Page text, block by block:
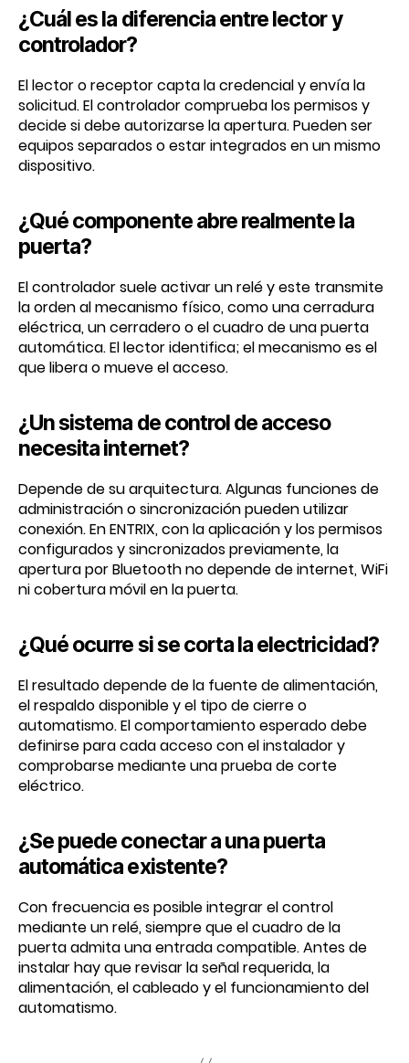
¿Cuál es la diferencia entre lector y
controlador?
El lector o receptor capta la credencial y envía la
solicitud. El controlador comprueba los permisos y
decide si debe autorizarse la apertura. Pueden ser
equipos separados o estar integrados en un mismo
dispositivo.
¿Qué componente abre realmente la
puerta?
El controlador suele activar un relé y este transmite
la orden al mecanismo físico, como una cerradura
eléctrica, un cerradero o el cuadro de una puerta
automática. El lector identifica; el mecanismo es el
que libera o mueve el acceso.
¿Un sistema de control de acceso
necesita internet?
Depende de su arquitectura. Algunas funciones de
administración o sincronización pueden utilizar
conexión. En ENTRIX, con la aplicación y los permisos
configurados y sincronizados previamente, la
apertura por Bluetooth no depende de internet, WiFi
ni cobertura móvil en la puerta.
¿Qué ocurre si se corta la electricidad?
El resultado depende de la fuente de alimentación,
el respaldo disponible y el tipo de cierre o
automatismo. El comportamiento esperado debe
definirse para cada acceso con el instalador y
comprobarse mediante una prueba de corte
eléctrico.
¿Se puede conectar a una puerta
automática existente?
Con frecuencia es posible integrar el control
mediante un relé, siempre que el cuadro de la
puerta admita una entrada compatible. Antes de
instalar hay que revisar la señal requerida, la
alimentación, el cableado y el funcionamiento del
automatismo.